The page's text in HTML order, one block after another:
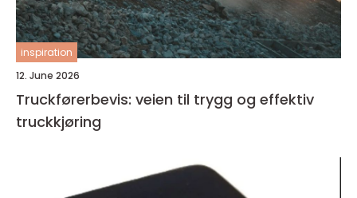
inspiration
12. June 2026
Truckførerbevis: veien til trygg og effektiv
truckkjøring